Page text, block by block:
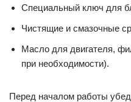
Специальный ключ для
Чистящие и смазочные
Масло для двигателя,
при необходимости).
Перед началом работы